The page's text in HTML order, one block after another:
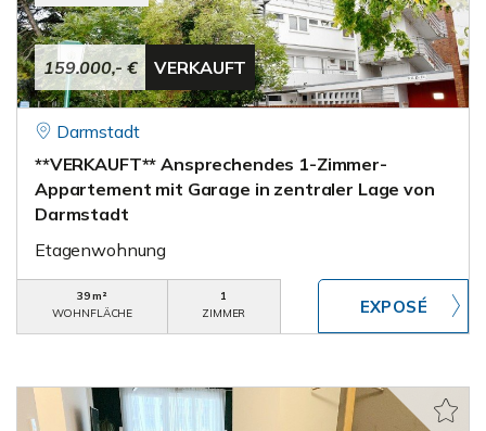
159.000,- € VERKAUFT
Darmstadt
**VERKAUFT** Ansprechendes 1-Zimmer-
Appartement mit Garage in zentraler Lage von
Darmstadt
Etagenwohnung
39 m²
WOHNFLÄCHE
1
ZIMMER